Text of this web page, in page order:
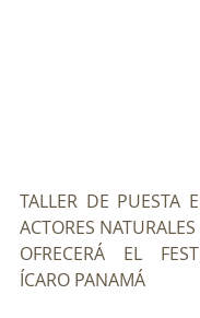
TALLER DE PUESTA
ACTORES NATURALES
OFRECERÁ EL
ÍCARO PANAMÁ